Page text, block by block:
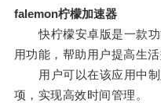
falemon柠檬加速器
快柠檬安卓版是一款功
用功能，帮助用户提高生活
用户可以在该应用中制
项，实现高效时间管理。